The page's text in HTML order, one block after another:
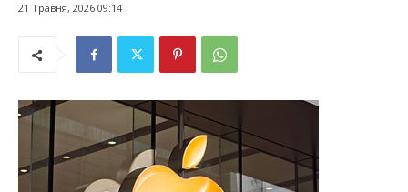
21 Травня, 2026 09:14